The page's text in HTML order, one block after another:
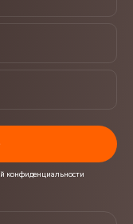
конфиденциальности